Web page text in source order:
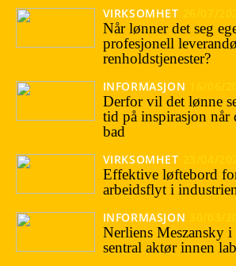
VIRKSOMHET
Når lønner det seg
profesjonell
renholdstjenester?
INFORMASJON
Derfor vil det lønne
tid på inspirasjon
bad
VIRKSOMHET
Effektive løftebord
arbeidsflyt i
INFORMASJON
Nerliens Meszansky
sentral aktør innen